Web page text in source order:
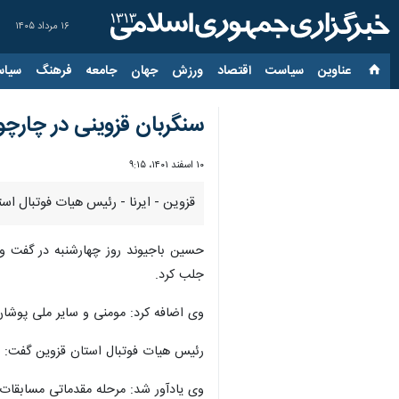
۱۶ مرداد ۱۴۰۵
عناوین‌ سیاست اقتصاد ورزش جهان جامعه فرهنگ
سنگربان قزوینی در
۱۰ اسفند ۱۴۰۱، ۹:۱۵